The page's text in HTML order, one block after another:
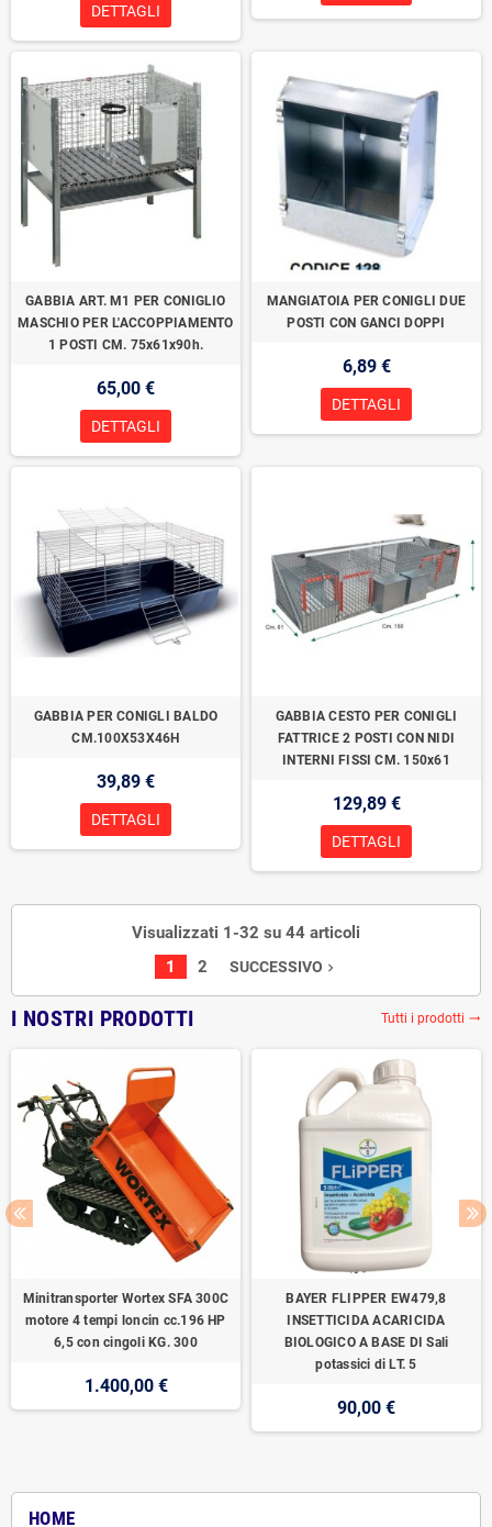
HOME
DETTAGLI
GABBIA ART. M1 PER CONIGLIO
MASCHIO PER L'ACCOPPIAMENTO
1 POSTI CM. 75x61x90h.
65,00 €
DETTAGLI
MANGIATOIA PER CONIGLI DUE
POSTI CON GANCI DOPPI
6,89 €
DETTAGLI
GABBIA PER CONIGLI BALDO
CM.100X53X46H
39,89 €
DETTAGLI
GABBIA CESTO PER CONIGLI
FATTRICE 2 POSTI CON NIDI
INTERNI FISSI CM. 150x61
129,89 €
DETTAGLI
Visualizzati 1-32 su 44 articoli
1
2 SUCCESSIVO navigate_next
I NOSTRI PRODOTTI Tutti i prodotti trending_flat
Minitransporter Wortex SFA 300C
motore 4 tempi loncin cc.196 HP
6,5 con cingoli KG. 300
1.400,00 €
BAYER FLIPPER EW479,8
INSETTICIDA ACARICIDA
BIOLOGICO A BASE DI Sali
potassici di LT. 5
90,00 €